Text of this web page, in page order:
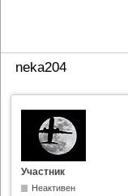
neka204
Участник
Неактивен